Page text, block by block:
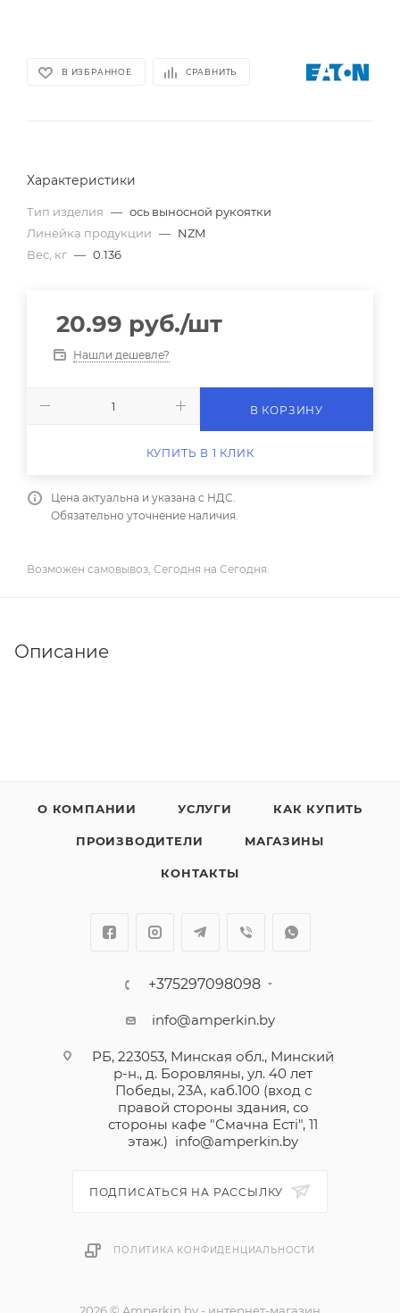
В ИЗБРАННОЕ СРАВНИТЬ
Характеристики
Тип изделия — ось выносной рукоятки
Линейка продукции — NZM
Вес, кг — 0.136
20.99 руб./шт
Нашли дешевле?
В КОРЗИНУ
КУПИТЬ В 1 КЛИК
Цена актуальна и указана с НДС.
Обязательно уточнение наличия.
Возможен самовывоз, Сегодня на Сегодня.
Описание
О КОМПАНИИ УСЛУГИ КАК КУПИТЬ
ПРОИЗВОДИТЕЛИ МАГАЗИНЫ
КОНТАКТЫ
+375297098098
info@amperkin.by
РБ, 223053, Минская обл., Минский
р-н., д. Боровляны, ул. 40 лет
Победы, 23А, каб.100 (вход с
правой стороны здания, со
стороны кафе "Смачна Естi", 11
этаж.) info@amperkin.by
ПОДПИСАТЬСЯ НА РАССЫЛКУ
ПОЛИТИКА КОНФИДЕНЦИАЛЬНОСТИ